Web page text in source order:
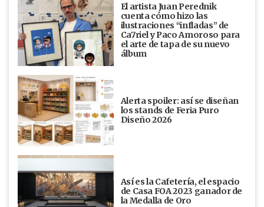
El artista Juan Perednik
cuenta cómo hizo las
ilustraciones “infladas” de
Ca7riel y Paco Amoroso para
el arte de tapa de su nuevo
álbum
Alerta spoiler: así se diseñan
los stands de Feria Puro
Diseño 2026
Así es la Cafetería, el espacio
de Casa FOA 2023 ganador de
la Medalla de Oro